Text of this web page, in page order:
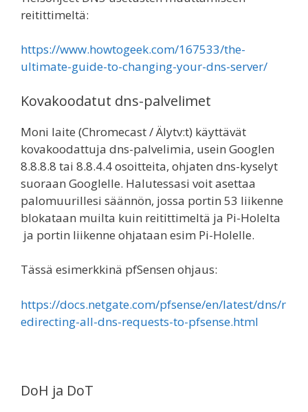
reitittimeltä:
https://www.howtogeek.com/167533/the-
ultimate-guide-to-changing-your-dns-server/
Kovakoodatut dns-palvelimet
Moni laite (Chromecast / Älytv:t) käyttävät
kovakoodattuja dns-palvelimia, usein Googlen
8.8.8.8 tai 8.8.4.4 osoitteita, ohjaten dns-kyselyt
suoraan Googlelle. Halutessasi voit asettaa
palomuurillesi säännön, jossa portin 53 liikenne
blokataan muilta kuin reitittimeltä ja Pi-Holelta
ja portin liikenne ohjataan esim Pi-Holelle.
Tässä esimerkkinä pfSensen ohjaus:
https://docs.netgate.com/pfsense/en/latest/dns/r
edirecting-all-dns-requests-to-pfsense.html
DoH ja DoT